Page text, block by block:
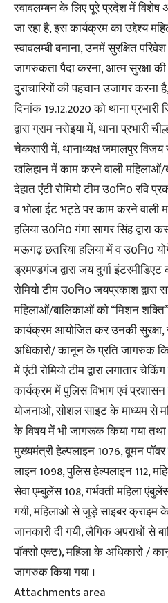
स्वावलम्बन के लिए पूरे प्रदेश में विशेष
जा रहा है, इस कार्यक्रम का उद्देश्य
स्वावलम्बी बनाना, उनमें सुरक्षित
जागरुकता पैदा करना, आत्म सुरक्षा
दुराचारियों की पहचान उजागर
दिनांक 19.12.2020 को थाना
द्वारा ग्राम नरोइया में, थाना प्रभारी
चेकसारी में, थानाध्यक्ष जमालपुर विजय
खलिहान में काम करने वाली महिलाओं/
देहात एंटी रोमियो टीम उ0नि0 रवि
व भोला ईट भट्ठे पर काम करने वाली
हलिया उ0नि0 गंगा सागर सिंह द्वारा
मऊगढ़ छतरिया हलिया में व उ0नि0
ड्रमण्डगंज द्वारा जय दुर्गा
रोमियो टीम उ0नि0 जयप्रकाश
महिलाओं/बालिकाओं को “मिशन
कार्यक्रम आयोजित कर उनकी
अधिकारो/ कानून के प्रति जागरुक
में एंटी रोमियो टीम द्वारा लगातार
कार्यक्रम में पुलिस विभाग एवं प्रशासन
योजनाओ, सोशल साइट के माध्यम से
के विषय में भी जागरूक किया गया तथा
मुख्यमंत्री हेल्पलाइन 1076, वूमन
लाइन 1098, पुलिस हेल्पलाइन 112,
सेवा एम्बुलेंस 108, गर्भवती महिला
गयी, महिलाओ से जुड़े साइबर
जानकारी दी गयी, लैगिक अपराधों से
पॉक्सो एक्ट), महिला के अधिकारो /
जागरुक किया गया ।
Attachments area